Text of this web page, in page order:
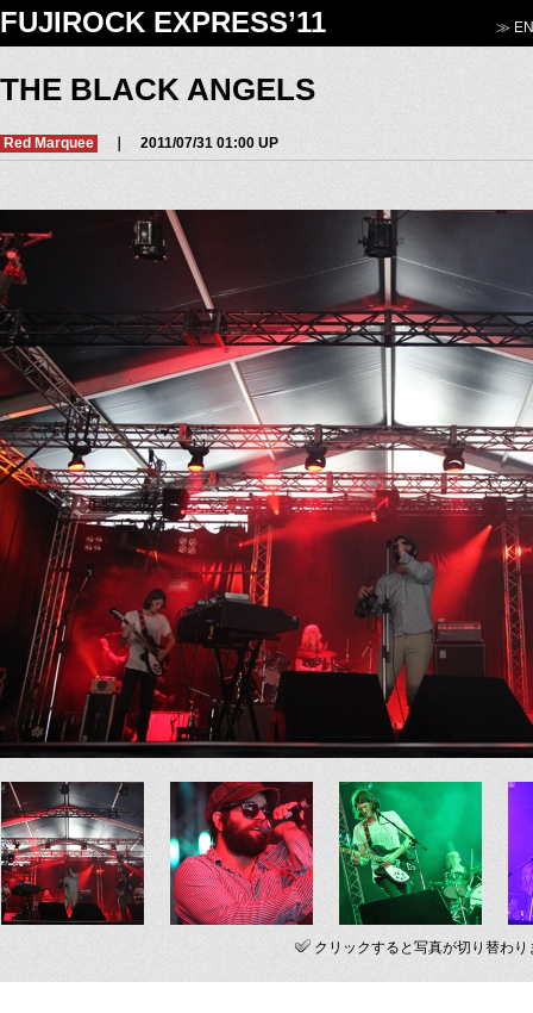
FUJIROCK EXPRESS’11 ≫
THE BLACK ANGELS
Red Marquee ｜ 2011/07/31 01:00 UP
クリックすると写真が切り替わり